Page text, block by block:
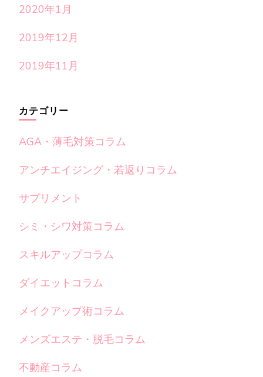
2020年1月
2019年12月
2019年11月
カテゴリー
AGA・薄毛対策コラム
アンチエイジング・若返りコラム
サプリメント
シミ・シワ対策コラム
スキルアップコラム
ダイエットコラム
メイクアップ術コラム
メンズエステ・脱毛コラム
不動産コラム